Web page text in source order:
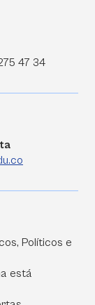
47 34
Políticos e
está